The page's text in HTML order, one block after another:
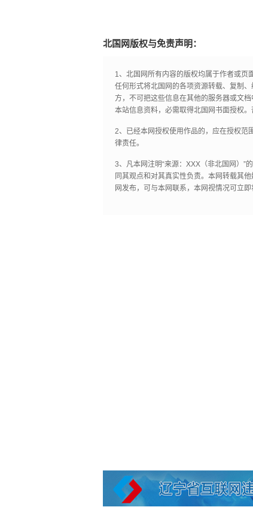
北国网版权与免责声明：
1、北国网所有内容的版权均属于作者或页
任何形式将北国网的各项资源转载、复制
方，不可把这些信息在其他的服务器或文
本站信息资料，必需取得北国网书面授权。
2、已经本网授权使用作品的，应在授权范
律责任。
3、凡本网注明“来源：XXX（非北国网）”
同其观点和对其真实性负责。本网转载其
网发布，可与本网联系，本网视情况可立即